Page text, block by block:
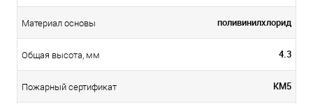
Материал основы поливинилхлорид
Общая высота, мм 4.3
Пожарный сертификат КМ5